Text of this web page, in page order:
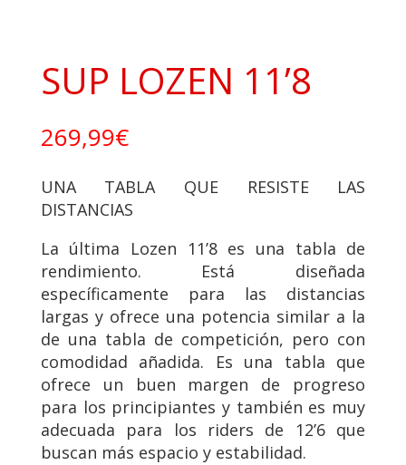
SUP LOZEN 11’8
269,99€
UNA TABLA QUE RESISTE LAS
DISTANCIAS
La última Lozen 11’8 es una tabla de
rendimiento. Está diseñada
específicamente para las distancias
largas y ofrece una potencia similar a la
de una tabla de competición, pero con
comodidad añadida. Es una tabla que
ofrece un buen margen de progreso
para los principiantes y también es muy
adecuada para los riders de 12’6 que
buscan más espacio y estabilidad.